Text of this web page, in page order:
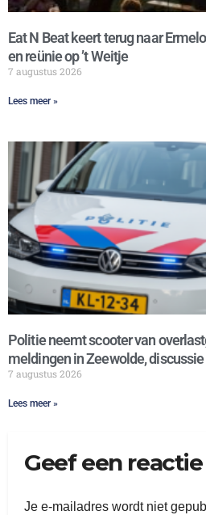
Eat N Beat keert terug naar
en reünie op ’t Weitje
7 augustus 2026
Lees meer »
Politie neemt scooter van
meldingen in Zeewolde,
7 augustus 2026
Lees meer »
Geef een reactie
Je e-mailadres wordt niet